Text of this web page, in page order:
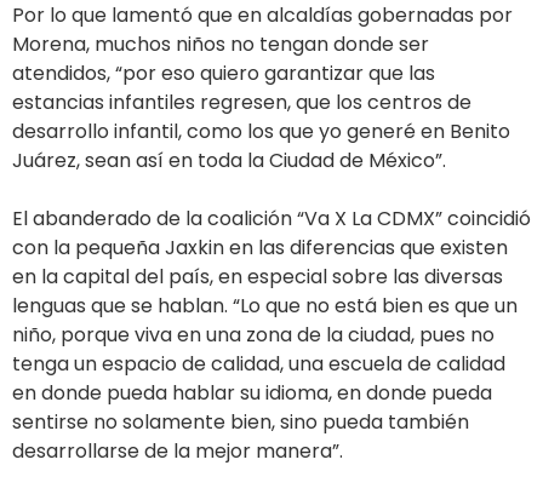
Por lo que lamentó que en alcaldías gobernadas por
Morena, muchos niños no tengan donde ser
atendidos, “por eso quiero garantizar que las
estancias infantiles regresen, que los centros de
desarrollo infantil, como los que yo generé en Benito
Juárez, sean así en toda la Ciudad de México”.
El abanderado de la coalición “Va X La CDMX” coincidió
con la pequeña Jaxkin en las diferencias que existen
en la capital del país, en especial sobre las diversas
lenguas que se hablan. “Lo que no está bien es que un
niño, porque viva en una zona de la ciudad, pues no
tenga un espacio de calidad, una escuela de calidad
en donde pueda hablar su idioma, en donde pueda
sentirse no solamente bien, sino pueda también
desarrollarse de la mejor manera”.